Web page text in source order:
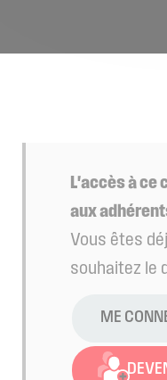
L'accès à ce
aux
Vous êtes
souhaitez le
ME